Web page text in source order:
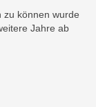
zu können wurde
Jahre ab